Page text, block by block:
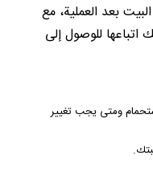
بعد العملية، مع
للوصول إلى
ومتى يجب تغيير